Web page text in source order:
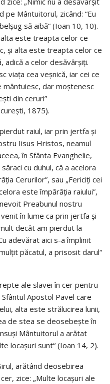
pe Mântuitorul, zicând: “Eu
să aibă“ (Ioan 10, 10).
este treapta celor ce
și alta este treapta celor ce
adică a celor desăvârșiți.
viața cea veșnică, iar cei ce
mântuiesc, dar moștenesc
din ceruri”
1875).
raiul, iar prin jertfa și
Iisus Hristos, neamul
în Sfânta Evanghelie,
cu duhul, că a acelora
Cerurilor”, sau „Fericiți cei
este împărăția raiului”,
Preabunul nostru
în lume ca prin jertfa și
decât am pierdut la
adevărat aici s-a împlinit
păcatul, a prisosit darul“
ale slavei în cer pentru
Apostol Pavel care
alta este strălucirea lunii,
de stea se deosebește în
Mântuitorul a arătat
locașuri sunt“ (Ioan 14, 2).
arătând deosebirea
zice: „Multe locașuri ale